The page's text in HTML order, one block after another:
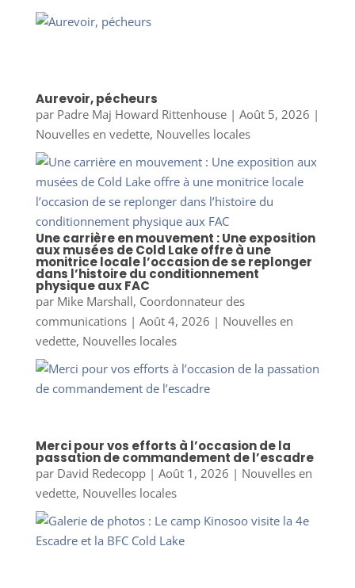
Aurevoir, pécheurs
par Padre Maj Howard Rittenhouse| Août 5, 2026 |
Nouvelles en vedette, Nouvelles locales
Une carrière en mouvement : Une exposition
aux musées de Cold Lake offre à une
monitrice locale l’occasion de se replonger
dans l’histoire du conditionnement
physique aux FAC
par Mike Marshall, Coordonnateur des
communications| Août 4, 2026 | Nouvelles en
vedette, Nouvelles locales
Merci pour vos efforts à l’occasion de la
passation de commandement de l’escadre
par David Redecopp| Août 1, 2026 | Nouvelles en
vedette, Nouvelles locales